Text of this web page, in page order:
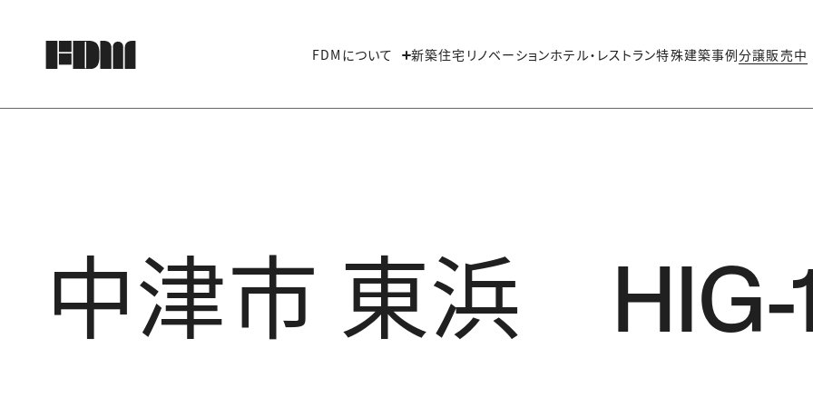
FDMについて 新築住宅 リノベーションホテル・レストラン特殊建築事例分譲販売中
中津市 東浜 HIG-